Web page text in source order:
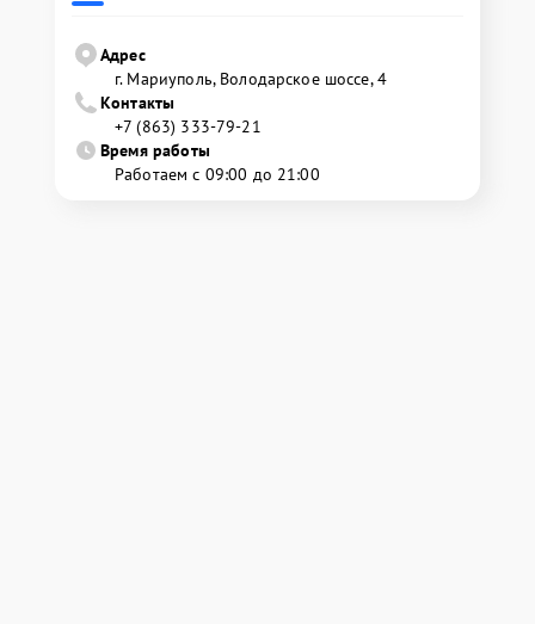
Адрес
г. Мариуполь, Володарское шоссе, 4
Контакты
+7 (863) 333-79-21
Время работы
Работаем с 09:00 до 21:00